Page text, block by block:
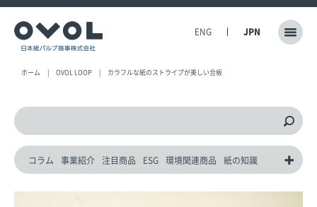
ENG JPN
ホーム OVOL LOOP カラフルな紙のストライプが美しい合板
コラム 事業紹介 注目商品 ESG 環境関連商品 紙の知識